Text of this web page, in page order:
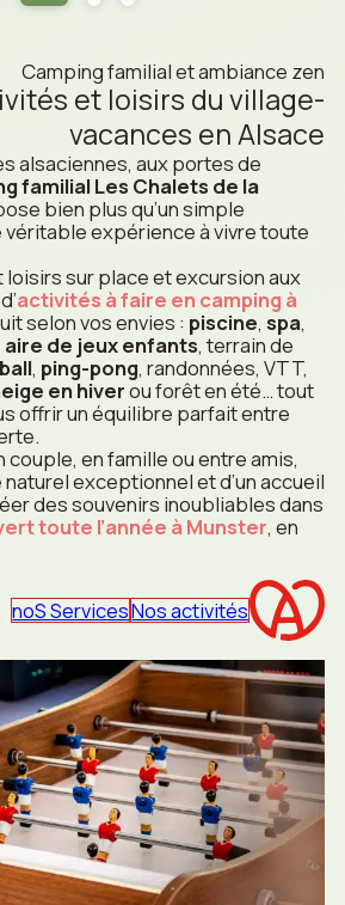
Camping familial et ambiance zen
et loisirs du village-
vacances en Alsace
alsaciennes, aux portes de
familial Les Chalets de la
bien plus qu’un simple
expérience à vivre toute
loisirs sur place et excursion aux
activités à faire en camping à
selon vos envies : piscine, spa,
aire de jeux enfants, terrain de
, ping-pong, randonnées, VTT,
en hiverou forêt en été… tout
offrir un équilibre parfait entre
couple, en famille ou entre amis,
exceptionnel et d’un accueil
des souvenirs inoubliables dans
toute l’année à Munster, en
noS ServicesNos activités